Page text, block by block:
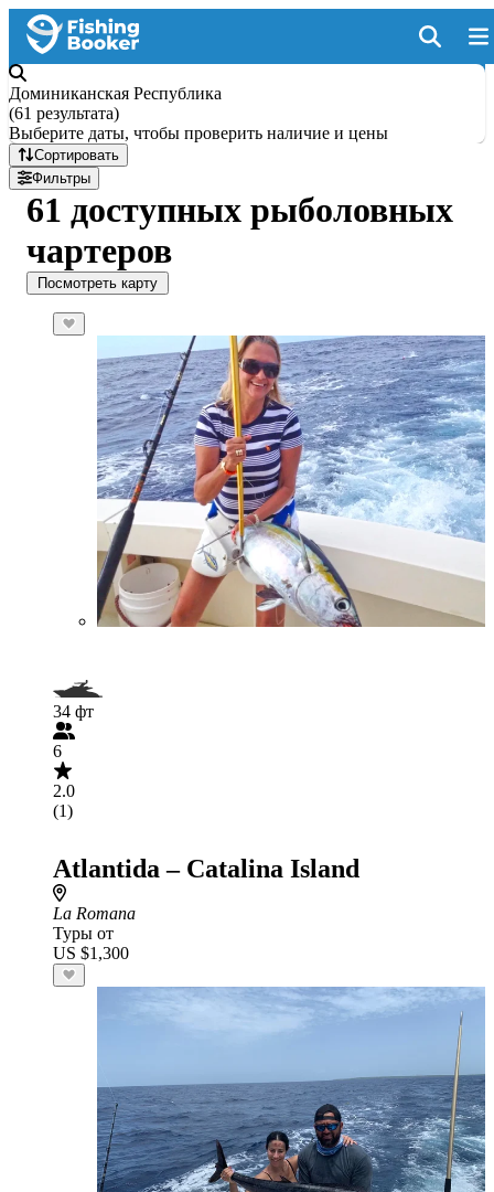
Доминиканская Республика
(61 результата)
Выберите даты, чтобы проверить наличие и цены
Сортировать
Фильтры
61 доступных рыболовных
чартеров
Посмотреть карту
34 фт
6
2.0
(1)
Atlantida – Catalina Island
La Romana
Туры от
US $1,300